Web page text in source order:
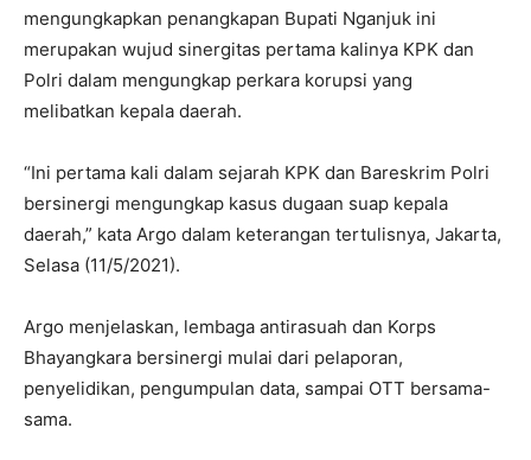
mengungkapkan penangkapan Bupati Nganjuk ini
merupakan wujud sinergitas pertama kalinya KPK dan
Polri dalam mengungkap perkara korupsi yang
melibatkan kepala daerah.
“Ini pertama kali dalam sejarah KPK dan Bareskrim Polri
bersinergi mengungkap kasus dugaan suap kepala
daerah,” kata Argo dalam keterangan tertulisnya, Jakarta,
Selasa (11/5/2021).
Argo menjelaskan, lembaga antirasuah dan Korps
Bhayangkara bersinergi mulai dari pelaporan,
penyelidikan, pengumpulan data, sampai OTT bersama-
sama.